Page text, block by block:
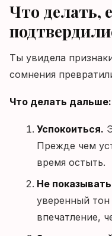
Что делать,
Ты увидела
сомнения
Что делать дальше:
Успокоиться.
Прежде чем
время остыть.
Не
уверенный тон
впечатление,